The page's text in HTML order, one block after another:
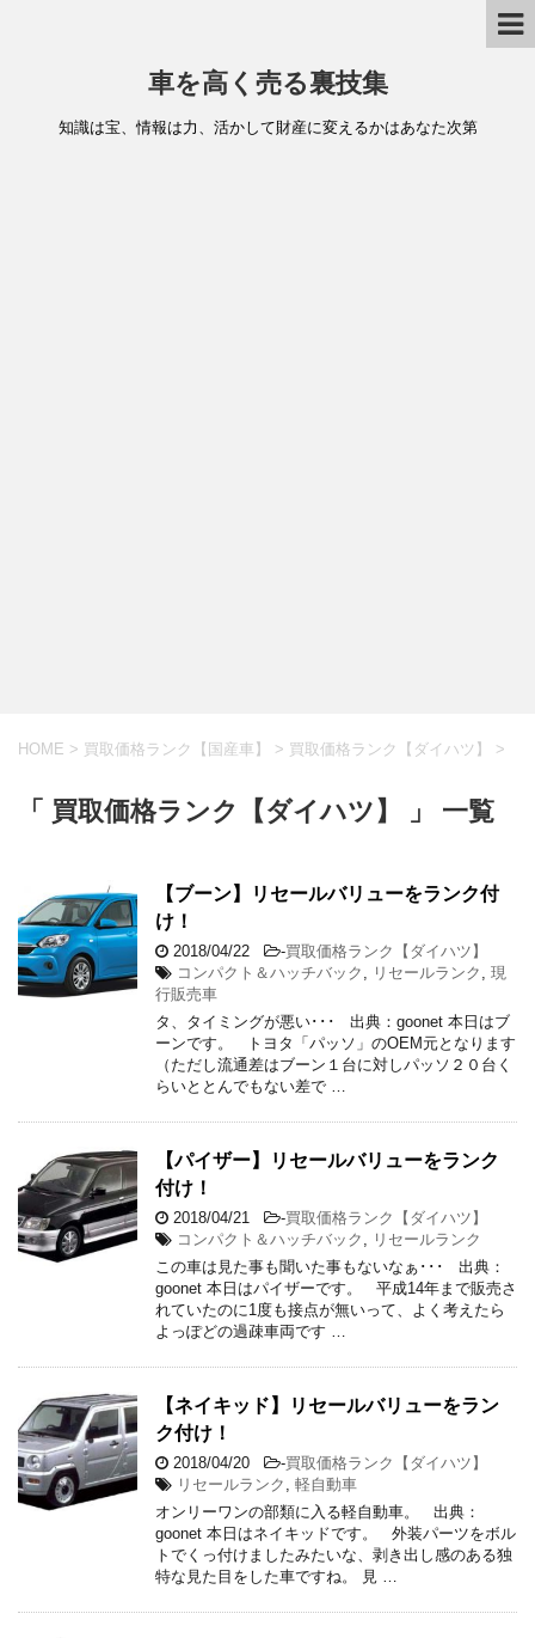
車を高く売る裏技集
知識は宝、情報は力、活かして財産に変えるかはあなた次第
HOME > 買取価格ランク【国産車】 > 買取価格ランク【ダイハツ】 >
「 買取価格ランク【ダイハツ】 」 一覧
【ブーン】リセールバリューをランク付
け！
2018/04/22 -買取価格ランク【ダイハツ】
コンパクト＆ハッチバック
リセールランク
現
行販売車
タ、タイミングが悪い･･･ 出典：goonet 本日はブ
ーンです。 トヨタ「パッソ」のOEM元となります
（ただし流通差はブーン１台に対しパッソ２０台く
らいととんでもない差で …
【パイザー】リセールバリューをランク
付け！
2018/04/21 -買取価格ランク【ダイハツ】
コンパクト＆ハッチバック
リセールランク
この車は見た事も聞いた事もないなぁ･･･ 出典：
goonet 本日はパイザーです。 平成14年まで販売さ
れていたのに1度も接点が無いって、よく考えたら
よっぽどの過疎車両です …
【ネイキッド】リセールバリューをラン
ク付け！
2018/04/20 -買取価格ランク【ダイハツ】
リセールランク
軽自動車
オンリーワンの部類に入る軽自動車。 出典：
goonet 本日はネイキッドです。 外装パーツをボル
トでくっ付けましたみたいな、剥き出し感のある独
特な見た目をした車ですね。 見 …